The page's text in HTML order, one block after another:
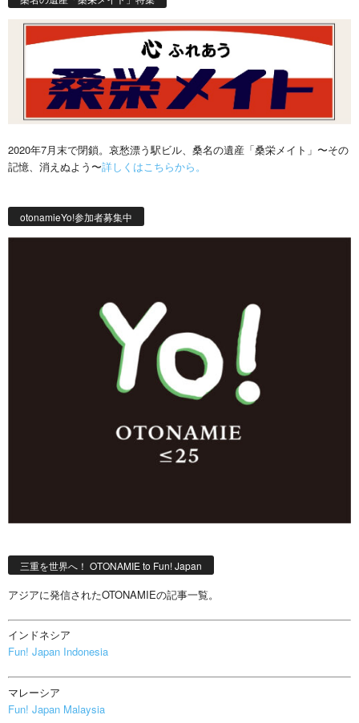
2020年7月末で閉鎖。哀愁漂う駅ビル、桑名の遺産「桑栄メイト」〜その
記憶、消えぬよう〜詳しくはこちらから。
otonamieYo!参加者募集中
三重を世界へ！ OTONAMIE to Fun! Japan
アジアに発信されたOTONAMIEの記事一覧。
インドネシア
Fun! Japan Indonesia
マレーシア
Fun! Japan Malaysia